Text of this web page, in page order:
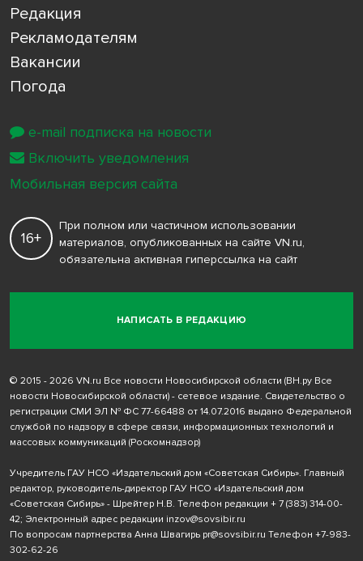
Редакция
Рекламодателям
Вакансии
Погода
НАПИСАТЬ В РЕДАКЦИЮ
16+
При полном или частичном использовании
материалов, опубликованных на сайте VN.ru,
обязательна активная гиперссылка на сайт
© 2015 - 2026 VN.ru Все новости Новосибирской области (ВН.ру Все
новости Новосибирской области) - сетевое издание. Свидетельство о
регистрации СМИ ЭЛ № ФС 77-66488 от 14.07.2016 выдано Федеральной
службой по надзору в сфере связи, информационных технологий и
массовых коммуникаций (Роскомнадзор)
Учредитель ГАУ НСО «Издательский дом «Советская Сибирь». Главный
редактор, руководитель-директор ГАУ НСО «Издательский дом
«Советская Сибирь» - Шрейтер Н.В. Телефон редакции + 7 (383) 314-00-
42; Электронный адрес редакции inzov@sovsibir.ru
По вопросам партнерства Анна Швагирь pr@sovsibir.ru Телефон +7-983-
302-62-26
e-mail подписка на новости
Включить уведомления
Мобильная версия сайта